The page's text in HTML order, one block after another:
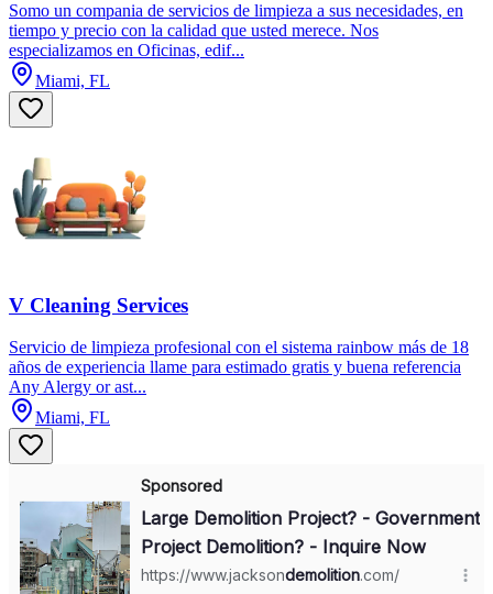
Somo un compania de servicios de limpieza a sus necesidades, en
tiempo y precio con la calidad que usted merece. Nos
especializamos en Oficinas, edif...
Miami, FL
V Cleaning Services
Servicio de limpieza profesional con el sistema rainbow más de 18
años de experiencia llame para estimado gratis y buena referencia
Any Alergy or ast...
Miami, FL